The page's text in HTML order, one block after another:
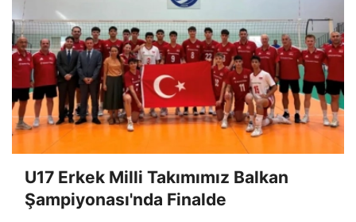
U17 Erkek Milli Takımımız Balkan
Şampiyonası'nda Finalde